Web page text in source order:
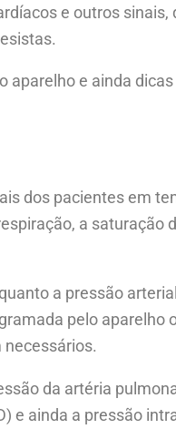
e outros sinais,
aparelho e ainda
dos pacientes em
a saturação
a pressão
pelo aparelho
da artéria
e ainda a pressão